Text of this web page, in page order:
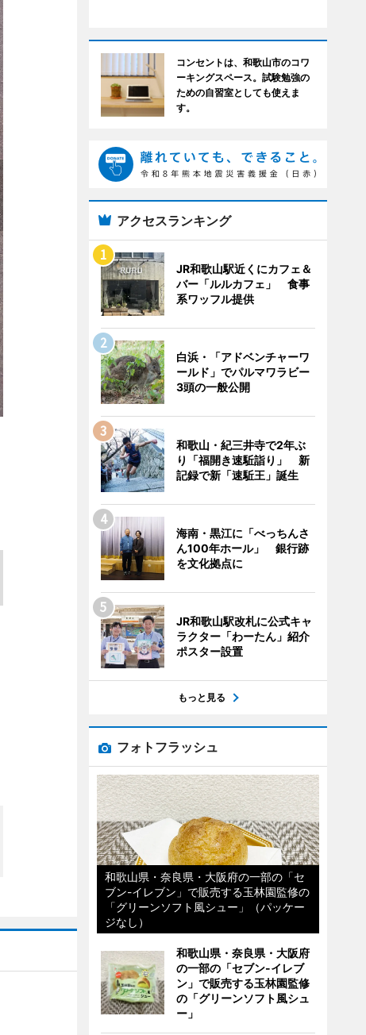
コンセントは、和歌山市のコワ
ーキングスペース。試験勉強の
ための自習室としても使えま
す。
アクセスランキング
JR和歌山駅近くにカフェ＆
バー「ルルカフェ」 食事
系ワッフル提供
白浜・「アドベンチャーワ
ールド」でパルマワラビー
3頭の一般公開
和歌山・紀三井寺で2年ぶ
り「福開き速駈詣り」 新
記録で新「速駈王」誕生
海南・黒江に「べっちんさ
ん100年ホール」 銀行跡
を文化拠点に
JR和歌山駅改札に公式キャ
ラクター「わーたん」紹介
ポスター設置
もっと見る
フォトフラッシュ
和歌山県・奈良県・大阪府の一部の「セ
ブン-イレブン」で販売する玉林園監修の
「グリーンソフト風シュー」（パッケー
ジなし）
和歌山県・奈良県・大阪府
の一部の「セブン-イレブ
ン」で販売する玉林園監修
の「グリーンソフト風シュ
ー」